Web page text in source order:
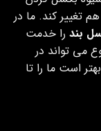
تغییر کند. ما در
بند را خدمت
می تواند در
است ما را تا